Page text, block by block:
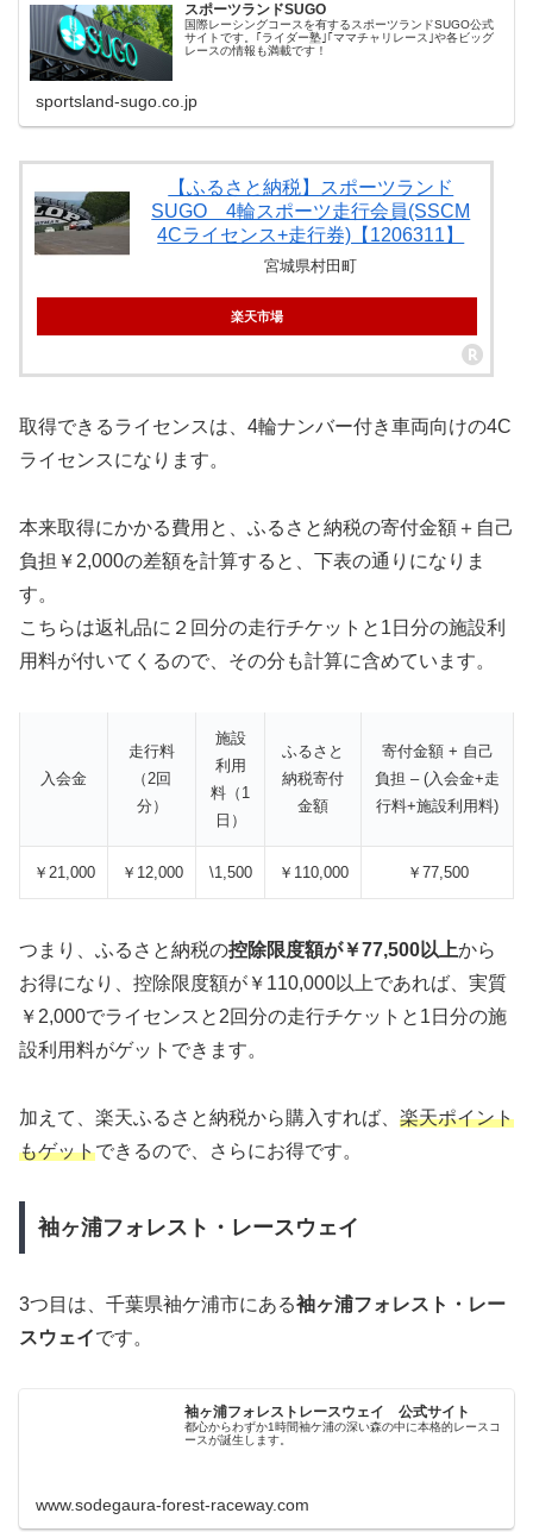
スポーツランドSUGO
国際レーシングコースを有するスポーツランドSUGO公式
サイトです。｢ライダー塾｣｢ママチャリレース｣や各ビッグ
レースの情報も満載です！
sportsland-sugo.co.jp
【ふるさと納税】スポーツランド
SUGO 4輪スポーツ走行会員(SSCM
4Cライセンス+走行券)【1206311】
宮城県村田町
楽天市場
取得できるライセンスは、4輪ナンバー付き車両向けの4C
ライセンスになります。
本来取得にかかる費用と、ふるさと納税の寄付金額＋自己
負担￥2,000の差額を計算すると、下表の通りになりま
す。
こちらは返礼品に２回分の走行チケットと1日分の施設利
用料が付いてくるので、その分も計算に含めています。
入会金
走行料
（2回
分）
施設
利用
料（1
日）
ふるさと
納税寄付
金額
寄付金額 + 自己
負担 – (入会金+走
行料+施設利用料)
￥21,000 ￥12,000 \1,500 ￥110,000 ￥77,500
つまり、ふるさと納税の控除限度額が￥77,500以上から
お得になり、控除限度額が￥110,000以上であれば、実質
￥2,000でライセンスと2回分の走行チケットと1日分の施
設利用料がゲットできます。
加えて、楽天ふるさと納税から購入すれば、 楽天ポイント
もゲットできるので、さらにお得です。
袖ヶ浦フォレスト・レースウェイ
3つ目は、千葉県袖ケ浦市にある袖ヶ浦フォレスト・レー
スウェイです。
袖ヶ浦フォレストレースウェイ 公式サイト
都心からわずか1時間袖ケ浦の深い森の中に本格的レースコ
ースが誕生します。
www.sodegaura-forest-raceway.com